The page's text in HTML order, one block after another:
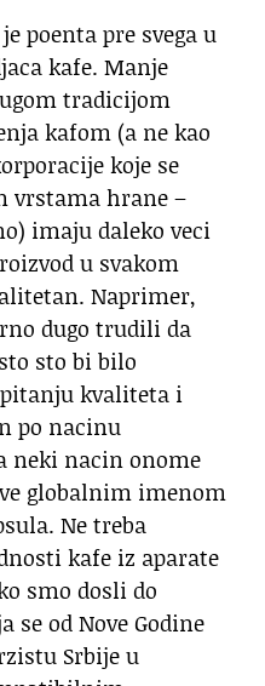
poenta pre svega u
kafe. Manje
tradicijom
kafom (a ne kao
koje se
vrstama hrane –
imaju daleko veci
u svakom
Naprimer,
dugo trudili da
sto bi bilo
kvaliteta i
po nacinu
neki nacin onome
globalnim imenom
Ne treba
kafe iz aparate
smo dosli do
se od Nove Godine
Srbije u